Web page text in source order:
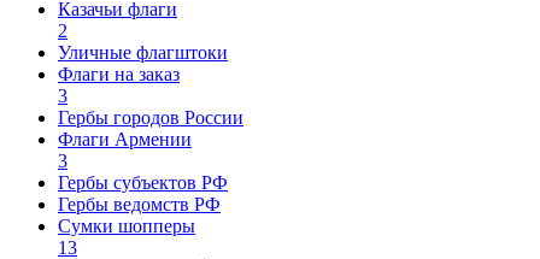
Казачьи флаги
2
Уличные флагштоки
Флаги на заказ
3
Гербы городов России
Флаги Армении
3
Гербы субъектов РФ
Гербы ведомств РФ
Сумки шопперы
13